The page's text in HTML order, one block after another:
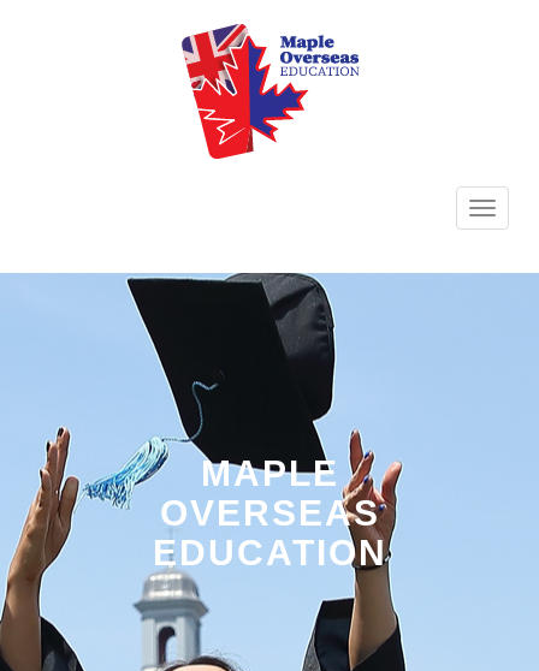
MAPLE
OVERSEAS
EDUCATION